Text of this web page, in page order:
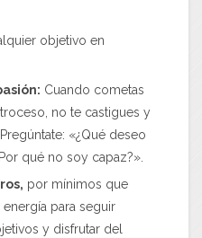
objetivo en
Cuando cometas
no te castigues y
«¿Qué deseo
qué no soy capaz?».
por mínimos que
para seguir
y disfrutar del